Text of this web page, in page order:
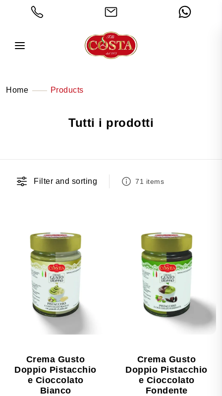
Home Products
Tutti i prodotti
Filter and sorting 71 items
Crema Gusto
Doppio Pistacchio
e Cioccolato
Bianco
Crema Gusto
Doppio Pistacchio
e Cioccolato
Fondente